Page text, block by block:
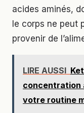
acides aminés,
le corps ne peut
provenir de
LIRE AUSSI
concentration
votre routine